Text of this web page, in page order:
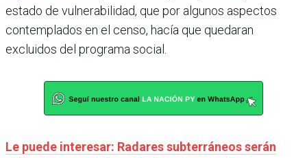
estado de vulnerabilidad, que por algunos aspectos
contemplados en el censo, hacía que quedaran
excluidos del programa social.
Le puede interesar: Radares subterráneos serán